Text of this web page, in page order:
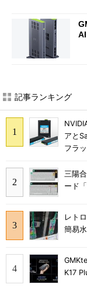
記事ランキング
アと
フラ
三陽
ード
レト
簡易
K17